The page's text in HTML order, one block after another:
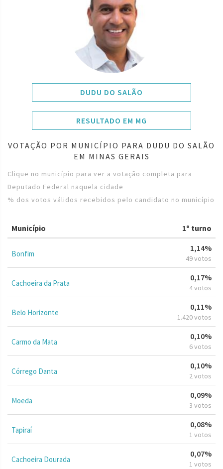
DUDU DO SALÃO
RESULTADO EM MG
VOTAÇÃO POR MUNICÍPIO PARA DUDU DO SALÃO
EM MINAS GERAIS
Clique no município para ver a votação completa para
Deputado Federal naquela cidade
% dos votos válidos recebidos pelo candidato no município
Município 1º turno
Bonfim
1,14%
49 votos
Cachoeira da Prata
0,17%
4 votos
Belo Horizonte
0,11%
1.420 votos
Carmo da Mata
0,10%
6 votos
Córrego Danta
0,10%
2 votos
Moeda
0,09%
3 votos
Tapiraí
0,08%
1 votos
Cachoeira Dourada
0,07%
1 votos